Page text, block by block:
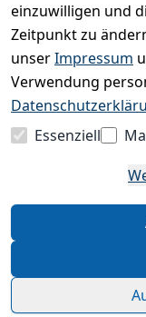
einzuwilligen und
Zeitpunkt zu
unserImpressum
Verwendung
Essenziell
©